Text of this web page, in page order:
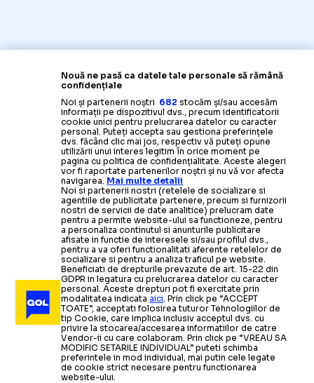
Nouă ne pasă ca datele tale personale să rămână
confidențiale
Noi și partenerii noștri 682 stocăm și/sau accesăm
informații pe dispozitivul dvs., precum identificatorii
cookie unici pentru prelucrarea datelor cu caracter
personal. Puteți accepta sau gestiona preferințele
dvs. făcând clic mai jos, respectiv vă puteți opune
utilizării unui interes legitim în orice moment pe
pagina cu politica de confidențialitate. Aceste alegeri
vor fi raportate partenerilor noștri și nu vă vor afecta
navigarea. Mai multe detalii
Noi si partenerii nostri (retelele de socializare si
agentiile de publicitate partenere, precum si furnizorii
nostri de servicii de date analitice) prelucram date
pentru a permite website-ului sa functioneze, pentru
a personaliza continutul si anunturile publicitare
afisate in functie de interesele si/sau profilul dvs.,
pentru a va oferi functionalitati aferente retelelor de
socializare si pentru a analiza traficul pe website.
Beneficiati de drepturile prevazute de art. 15-22 din
GDPR in legatura cu prelucrarea datelor cu caracter
personal. Aceste drepturi pot fi exercitate prin
modalitatea indicataaici. Prin click pe “ACCEPT
TOATE”, acceptati folosirea tuturor Tehnologiilor de
tip Cookie, care implica inclusiv acceptul dvs. cu
privire la stocarea/accesarea informatiilor de catre
Vendor-ii cu care colaboram. Prin click pe “VREAU SA
MODIFIC SETARILE INDIVIDUAL” puteti schimba
preferintele in mod individual, mai putin cele legate
de cookie strict necesare pentru functionarea
website-ului.